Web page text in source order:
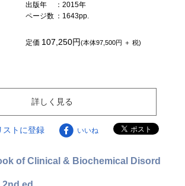
出版年
：2015年
ページ数 ：1643pp.
定価 107,250円(本体97,500円 ＋ 税)
詳しく見る
ストに登録 いいね
of Clinical & Biochemical Disord